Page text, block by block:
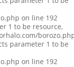
on line 192
1 to be resource,
parameter 1 to be
on line 192